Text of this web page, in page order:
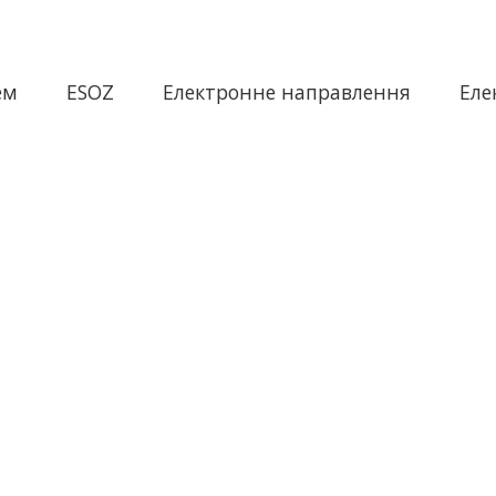
ESOZ Електронне направлення